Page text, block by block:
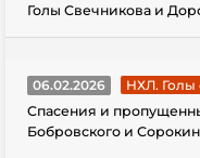
Голы Свечникова и
06.02.2026
НХЛ. Голы
Спасения и
Бобровского и